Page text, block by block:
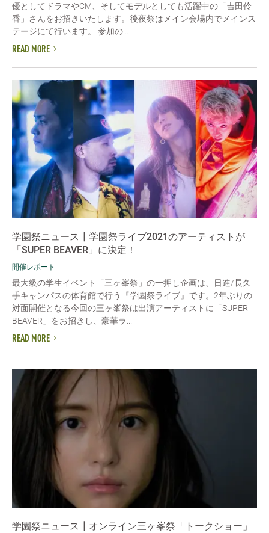
優としてドラマやCM、そしてモデルとしても活躍中の「吉田伶
香」さんをお招きいたします。後夜祭はメイン会場内でメインス
テージにて行います。 参加の...
READ MORE
学園祭ニュース┃学園祭ライブ2021のアーティストが
「SUPER BEAVER」に決定！
開催レポート
最大級の学生イベント「三ヶ峯祭」の一押し企画は、日進/長久
手キャンパスの体育館で行う『学園祭ライブ』です。2年ぶりの
対面開催となる今回の三ヶ峯祭は出演アーティストに「SUPER
BEAVER」をお招きし、豪華ラ...
READ MORE
学園祭ニュース┃オンライン三ヶ峯祭「トークショー」